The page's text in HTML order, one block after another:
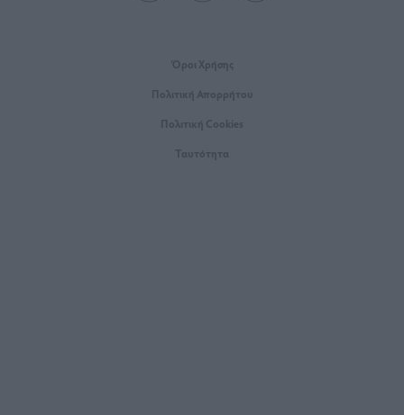
Όροι Xρήσης
Πολιτική Απορρήτου
Πολιτική Cookies
Ταυτότητα